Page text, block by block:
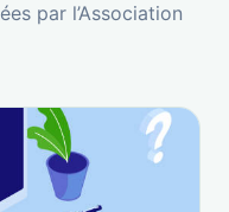
par l’Association